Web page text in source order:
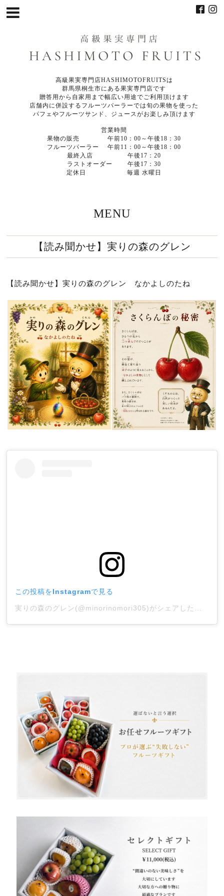
高級果実専門店HASHIMOTOFRUITSは
群馬県桐生市にある果実専門店です
贈答用から自家用まで幅広い用途でご利用頂けます
店舗内に併設するフルーツパーラーでは旬の果物を使った
パフェやフルーツサンド、ジュースがお楽しみ頂けます
営業時間
果物の販売 午前10：00～午後18：30
フルーツパーラー 午前11：00～午後18：00
最終入店 午後17：20
ラストオーダー 午後17：30
定休日 毎週 水曜日
MENU
【読み聞かせ】実りの森のグレン
【読み聞かせ】実りの森のグレン なかよしのたね
この投稿をInstagramで見る